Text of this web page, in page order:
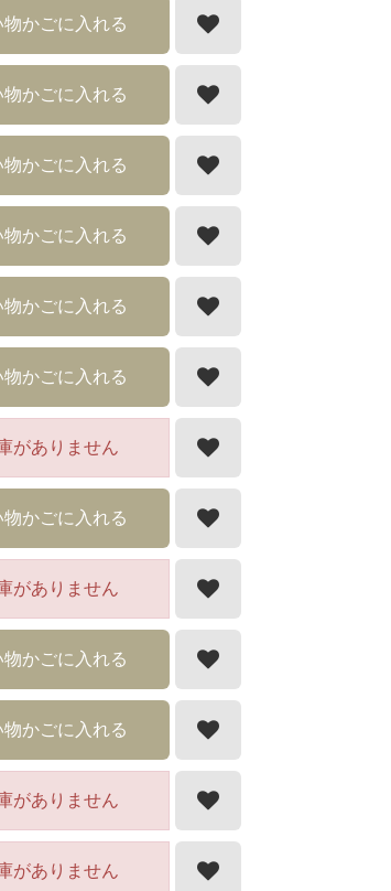
物かごに入れる
物かごに入れる
物かごに入れる
物かごに入れる
物かごに入れる
物かごに入れる
がありません
物かごに入れる
がありません
物かごに入れる
物かごに入れる
がありません
がありません